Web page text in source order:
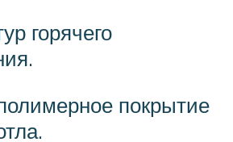
горячего
покрытие